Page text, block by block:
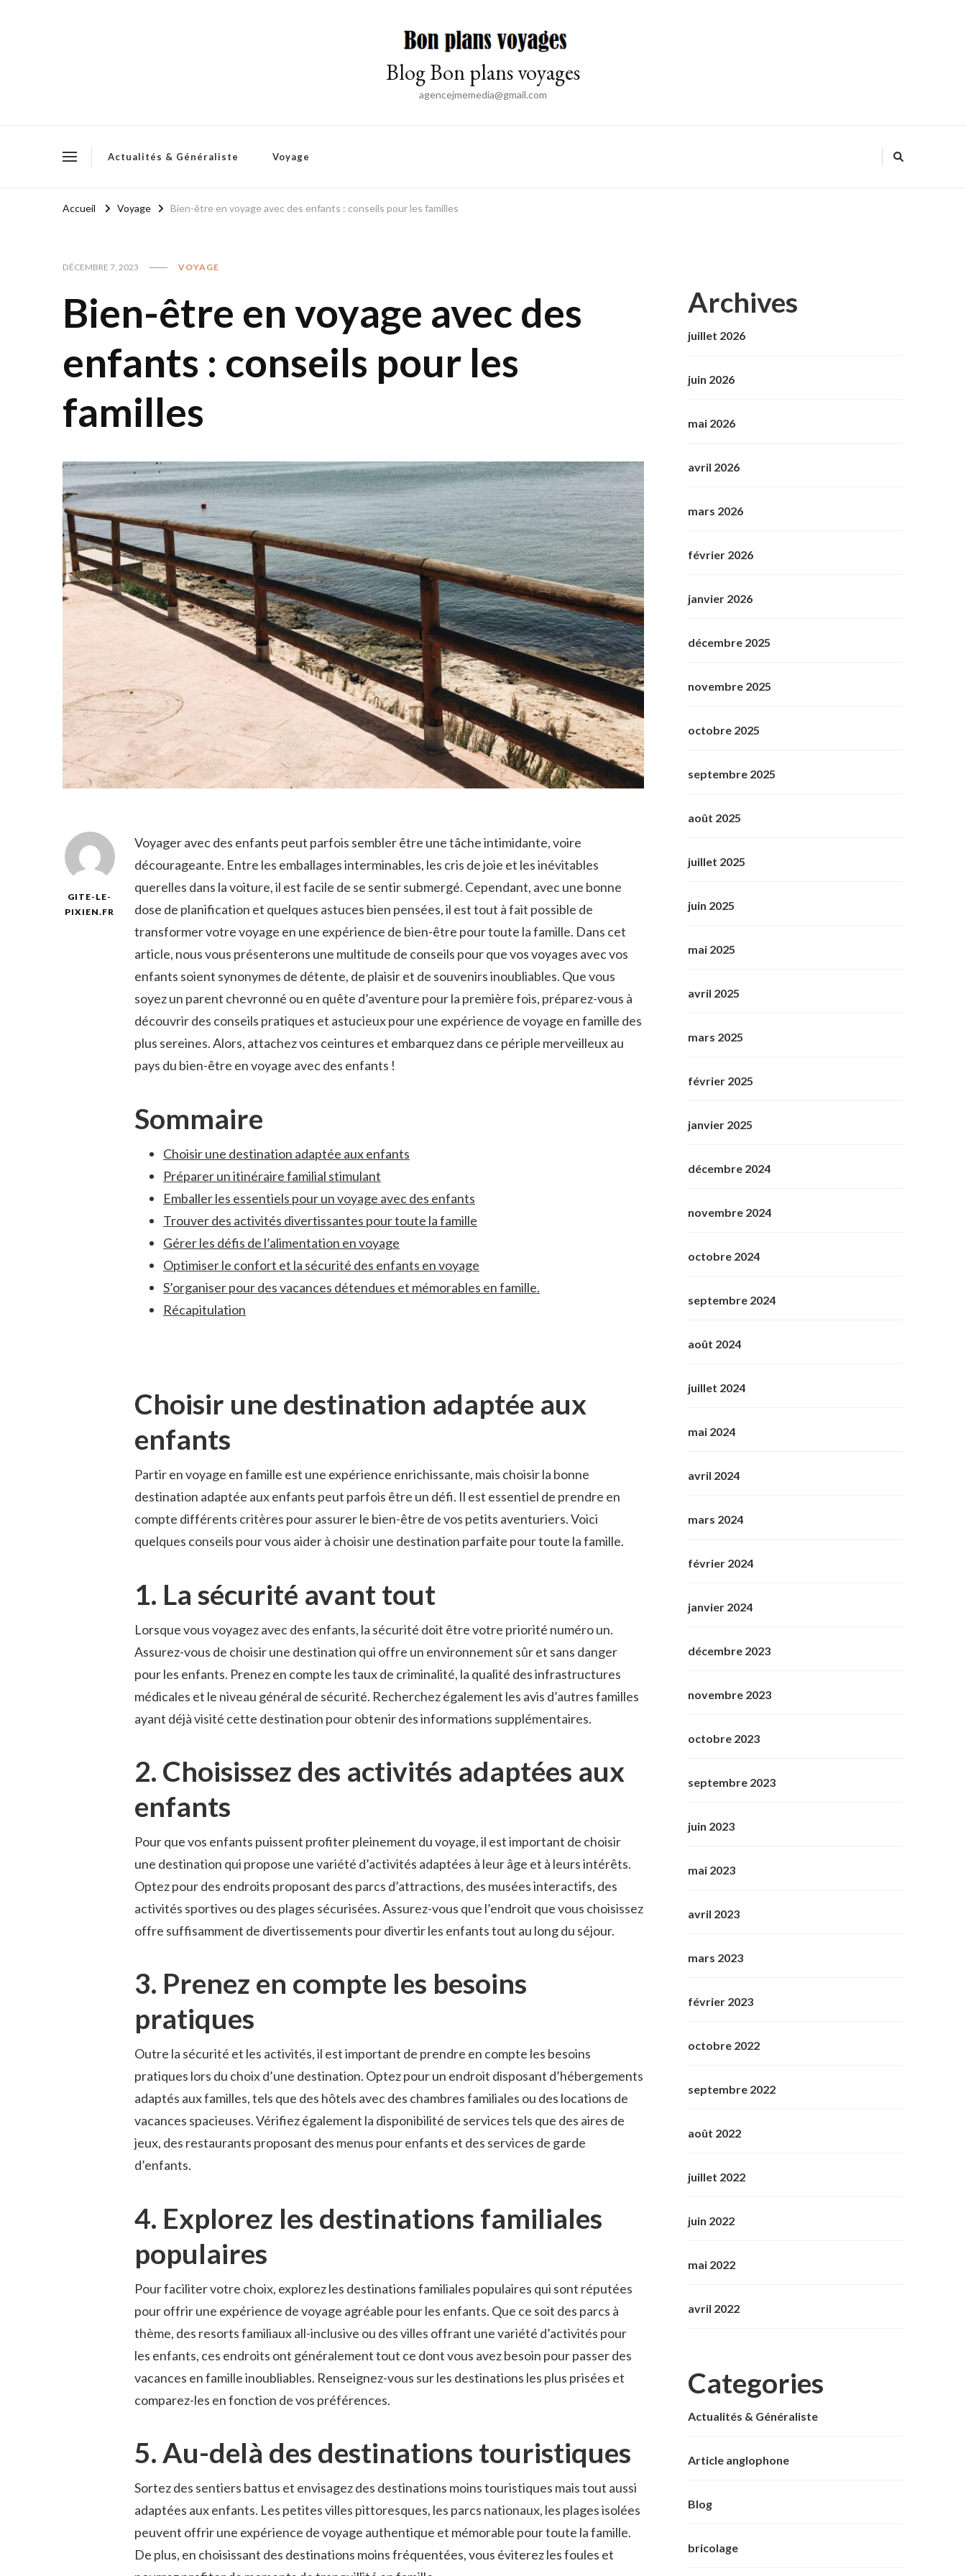
Blog Bon plans voyages
agencejmemedia@gmail.com
Actualités & Généraliste Voyage
Accueil Voyage Bien-être en voyage avec des enfants : conseils pour les familles
DÉCEMBRE 7, 2023 VOYAGE
Bien-être en voyage avec des
enfants : conseils pour les
familles
GITE-LE-
PIXIEN.FR
Voyager avec des enfants peut parfois sembler être⁤ une tâche intimidante, voire
décourageante. Entre​ les emballages interminables, les cris​ de joie et les inévitables
querelles dans⁤ la voiture, il est facile‍ de se sentir ​submergé. Cependant, avec une⁢ bonne
dose ⁢de‌ planification et quelques astuces ⁤bien pensées, ⁢il est ​tout à fait possible⁢ de
⁢transformer⁤ votre voyage ⁢en​ une expérience de bien-être ⁤pour toute la⁣ famille. Dans cet
⁤article, ​nous vous ⁤présenterons ‌une multitude de ⁢conseils pour⁣ que vos ​voyages avec vos
enfants soient synonymes de détente, de plaisir et de souvenirs inoubliables. Que⁤ vous
soyez un parent​ chevronné ou en quête d’aventure pour la ​première fois, ⁣préparez-vous​ à
découvrir des conseils pratiques et astucieux pour⁢ une expérience de voyage en famille ‍des
plus ⁤sereines. Alors, attachez ⁢vos ceintures et ​embarquez dans ce périple ‍merveilleux au
pays du⁣ bien-être en voyage avec des enfants ⁢!
Sommaire
Choisir une destination ​adaptée aux enfants
Préparer un itinéraire⁤ familial stimulant
Emballer‌ les essentiels pour ​un voyage ⁢avec des enfants
Trouver des‍ activités divertissantes pour ​toute la famille
Gérer‍ les défis de‍ l’alimentation ⁤en voyage
Optimiser le confort et la sécurité ‍des enfants en voyage
S’organiser pour des vacances détendues⁢ et mémorables en famille.
Récapitulation
Choisir‌ une destination​ adaptée‍ aux
enfants
Partir en voyage ⁢en famille ‌est une expérience ​enrichissante, mais choisir la bonne
destination adaptée aux enfants peut parfois être un défi.‍ Il est essentiel de ‌prendre⁢ en
⁤compte⁢ différents ⁣critères ⁢pour assurer le bien-être de vos​ petits⁢ aventuriers. Voici
quelques conseils pour vous aider​ à ‌choisir une destination parfaite pour toute la famille.
1. La sécurité avant ⁣tout
Lorsque vous voyagez avec‌ des ⁢enfants, la sécurité doit être votre priorité numéro un.
Assurez-vous ⁣de choisir une destination ‌qui ‍offre un environnement sûr ‍et sans danger
pour les enfants.‍ Prenez en compte⁣ les taux de criminalité, la qualité des infrastructures
médicales‌ et le niveau général⁢ de ​sécurité. Recherchez également ‌les‍ avis d’autres familles
ayant ⁤déjà visité cette destination pour obtenir ‌des informations supplémentaires.
2. Choisissez des activités adaptées aux
enfants
Pour que‌ vos enfants ⁢puissent profiter pleinement du voyage, il est important ‍de choisir
une destination qui propose une⁤ variété d’activités adaptées à leur âge et à leurs intérêts.
Optez pour des endroits proposant des‌ parcs d’attractions, des musées interactifs, des
activités sportives ⁣ou des plages sécurisées. Assurez-vous que l’endroit que ​vous choisissez
offre suffisamment de‍ divertissements​ pour divertir les enfants tout ‍au long du​ séjour.
3. Prenez ‍en compte​ les besoins ​
pratiques
Outre la sécurité ⁣et les activités, il est important de prendre en compte‌ les besoins
pratiques lors du choix d’une destination.‌ Optez⁤ pour un endroit disposant d’hébergements
adaptés aux familles, tels que‌ des hôtels​ avec des chambres ⁣familiales ou des locations de​
vacances spacieuses. ‍Vérifiez également la disponibilité de services tels que des aires⁢ de
jeux,‌ des restaurants proposant des menus pour⁢ enfants et des services de garde
d’enfants.
4.⁣ Explorez les destinations familiales
populaires
Pour faciliter votre choix, explorez ‌les destinations​ familiales populaires qui sont réputées
⁤pour offrir une expérience de voyage agréable pour⁢ les enfants. Que ce⁤ soit des ‌parcs ​à
thème, des resorts familiaux all-inclusive ou des villes offrant ‌une variété d’activités ​pour
les enfants, ​ces ⁤endroits⁣ ont généralement ‍tout ce⁢ dont vous avez‍ besoin pour passer des
vacances en famille inoubliables.‍ Renseignez-vous‍ sur les‌ destinations ​les‍ plus prisées et
comparez-les en fonction ⁢de vos préférences.
5. Au-delà des destinations touristiques
Sortez ‌des sentiers battus⁢ et envisagez des destinations moins‌ touristiques ⁣mais‌ tout aussi
adaptées ⁢aux enfants. ⁤Les ‍petites villes ‌pittoresques, les parcs nationaux, les ​plages isolées​
peuvent offrir une expérience de ⁤voyage authentique et ⁢mémorable pour toute la famille.
De plus, ‍en choisissant des ‍destinations ​moins fréquentées, vous ‌éviterez⁤ les foules ‍et
Archives
juillet 2026
juin 2026
mai 2026
avril 2026
mars 2026
février 2026
janvier 2026
décembre 2025
novembre 2025
octobre 2025
septembre 2025
août 2025
juillet 2025
juin 2025
mai 2025
avril 2025
mars 2025
février 2025
janvier 2025
décembre 2024
novembre 2024
octobre 2024
septembre 2024
août 2024
juillet 2024
mai 2024
avril 2024
mars 2024
février 2024
janvier 2024
décembre 2023
novembre 2023
octobre 2023
septembre 2023
juin 2023
mai 2023
avril 2023
mars 2023
février 2023
octobre 2022
septembre 2022
août 2022
juillet 2022
juin 2022
mai 2022
avril 2022
Categories
Actualités & Généraliste
Article anglophone
Blog
bricolage